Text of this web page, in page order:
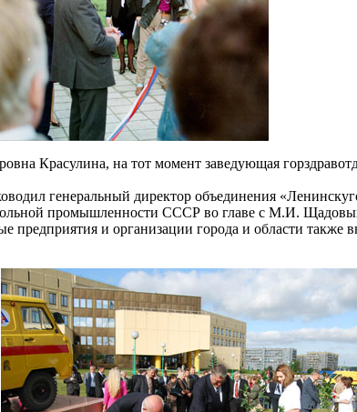
Красулина, на тот момент заведующая
генеральный директор объединения
промышленности СССР во главе с М.И.
и организации города и области также